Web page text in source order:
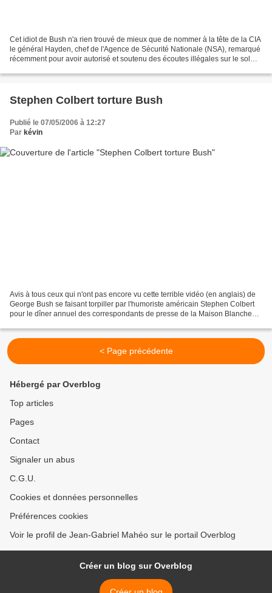
Cet idiot de Bush n'a rien trouvé de mieux que de nommer à la tête de la CIA
le général Hayden, chef de l'Agence de Sécurité Nationale (NSA), remarqué
récemment pour avoir autorisé et soutenu des écoutes illégales sur le sol
Stephen Colbert torture Bush
Publié le 07/05/2006 à 12:27
Par kévin
Avis à tous ceux qui n'ont pas encore vu cette terrible vidéo (en anglais) de
George Bush se faisant torpiller par l'humoriste américain Stephen Colbert
pour le dîner annuel des correspondants de presse de la Maison Blanche
< Page précédente
Hébergé par Overblog
Top articles
Pages
Contact
Signaler un abus
C.G.U.
Cookies et données personnelles
Préférences cookies
Voir le profil de Jean-Gabriel Mahéo sur le portail Overblog
Créer un blog sur Overblog